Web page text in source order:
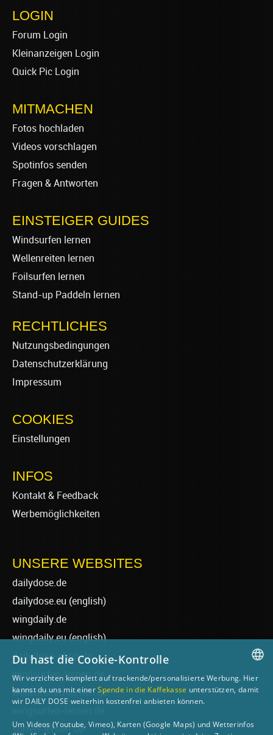
LOGIN
Forum Login
Kleinanzeigen Login
Quick Pic Login
MITMACHEN
Fotos hochladen
Videos vorschlagen
Spotinfos senden
Fragen & Antworten
EINSTEIGER GUIDES
Windsurfen lernen
Wellenreiten lernen
Foilsurfen lernen
Stand-up Paddeln lernen
RECHTLICHES
Nutzungsbedingungen
Datenschutzerklärung
Impressum
COOKIES
Einstellungen
INFOS
Kontakt & Feedback
Werbemöglichkeiten
UNSERE WEBSITES
dailydose.de
dailydose.eu (english)
wingdaily.de
wingdaily.eu(english)
dailydose-shop.de
windsurfen-lernen.de
wellenreiten-lernen.de
surfen-lernen.de
GERMAN
Du hast die Cookie-Kontrolle
Wir verzichten komplett auf trackende/personalisierte Werbung. Hier
kannst du uns mit einerSpende in die Kaffekasse unterstützen, damit
wir DAILY DOSE weiterhin kostenfrei anbieten können.
Um Videos (Youtube, Vimeo), Karten (Google Maps) und Wetterinfos